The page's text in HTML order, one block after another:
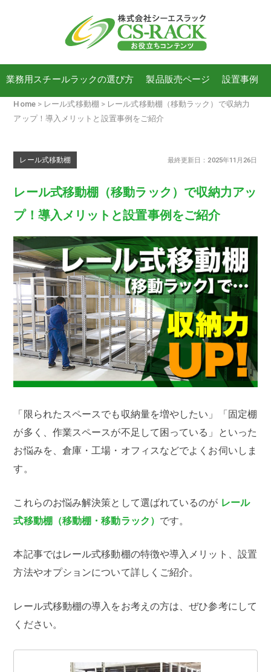
業務用スチールラックの選び方 製品販売ページ 設置事例
Home レール式移動棚
レール式移動棚（移動ラック）で収納力
アップ！導入メリットと設置事例をご紹介
レール式移動棚 最終更新日：2025年11月26日
レール式移動棚（移動ラック）で収納力アッ
プ！導入メリットと設置事例をご紹介
「限られたスペースでも収納量を増やしたい」「固定棚
が多く、作業スペースが不足して困っている」といった
お悩みを、倉庫・工場・オフィスなどでよくお伺いしま
す。
これらのお悩み解決策として選ばれているのが レール
式移動棚（移動棚・移動ラック） です。
本記事ではレール式移動棚の特徴や導入メリット、設置
方法やオプションについて詳しくご紹介。
レール式移動棚の導入をお考えの方は、ぜひ参考にして
ください。